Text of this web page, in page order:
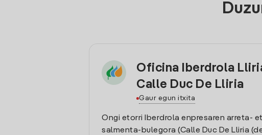
Oficina Iberdrola
Calle Duc De Lliria
Gaur egun itxita
Ongi etorri Iberdrola enpresaren arreta-
salmenta-bulegora (Calle Duc De Lliria